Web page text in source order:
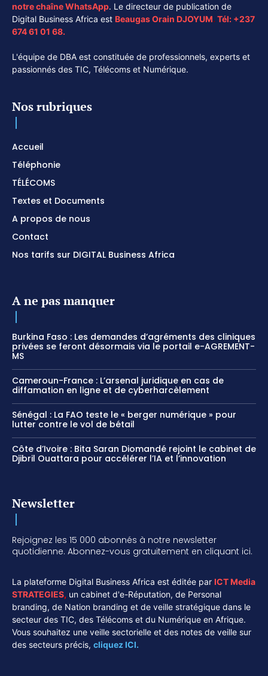
notre chaîneWhatsApp. Le directeur de publication de
Digital Business Africa est Beaugas Orain DJOYUM. Tél: +237
674 61 01 68.
L'équipe de DBA est constituée de professionnels, experts et
passionnés des TIC, Télécoms et Numérique.
Nos rubriques
Accueil
Téléphonie
TÉLÉCOMS
Textes et Documents
A propos de nous
Contact
Nos tarifs sur DIGITAL Business Africa
A ne pas manquer
Burkina Faso : Les demandes d’agréments des cliniques
privées se feront désormais via le portail e-AGREMENT-
MS
Cameroun-France : L’arsenal juridique en cas de
diffamation en ligne et de cyberharcèlement
Sénégal : La FAO teste le « berger numérique » pour
lutter contre le vol de bétail
Côte d’Ivoire : Bita Saran Diomandé rejoint le cabinet de
Djibril Ouattara pour accélérer l’IA et l’innovation
Newsletter
Rejoignez les 15 000 abonnés à notre newsletter
quotidienne. Abonnez-vous gratuitement en cliquant ici.
La plateforme Digital Business Africa est éditée par ICT Media
STRATEGIES, un cabinet d'e-Réputation, de Personal
branding, de Nation branding et de veille stratégique dans le
secteur des TIC, des Télécoms et du Numérique en Afrique.
Vous souhaitez une veille sectorielle et des notes de veille sur
des secteurs précis, cliquez ICI.